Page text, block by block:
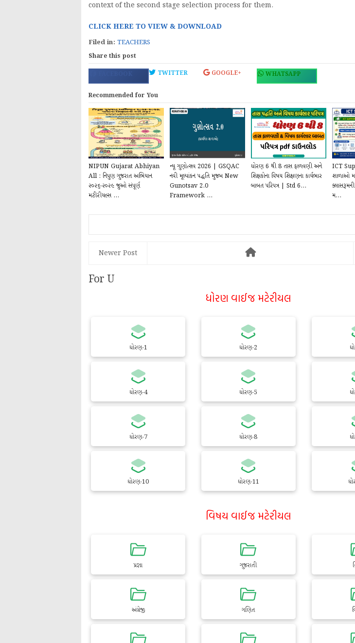
context of the second stage selection process for them.
CLICK HERE TO VIEW & DOWNLOAD
Filed in: TEACHERS
Share this post
FACEBOOK TWITTER GOOGLE+ WHATSAPP
Recommended for You
NIPUN Gujarat Abhiyan
All : નિપુણ ગુજરાત અભિયાન
૨૦૨૬-૨૦૨૯ જુઓ સંપૂર્ણ
મટીરીયલ્સ ...
ન્યૂ ગુણોત્સવ 2026 | GSQAC
નવી મૂલ્યાંકન પદ્ધતિ મુજબ New
Gunotsav 2.0
Framework ...
ધોરણ 6 થી 8 તાસ ફાળવણી અને
શિક્ષકોના વિષય શિક્ષણના કાર્યભાર
બાબત પરિપત્ર | Std 6...
ICT
શાળાઓ
મ...
Newer Post
For U
ધોરણ વાઈજ મટેરીયલ
ધોરણ-1 ધોરણ-2
ધોરણ-4 ધોરણ-5
ધોરણ-7 ધોરણ-8
ધોરણ-10 ધોરણ-11
વિષય વાઈજ મટેરીયલ
પ્રજ્ઞા ગુજરાતી
અંગ્રેજી ગણિત